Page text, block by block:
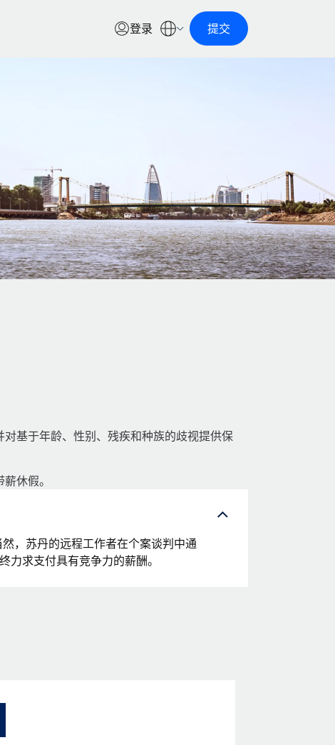
登录 提交
基于年龄、性别、残疾和种族的歧视提供保
休假。
，苏丹的远程工作者在个案谈判中通
力求支付具有竞争力的薪酬。